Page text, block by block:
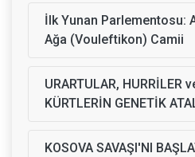
İlk Yunan Parlementosu:
Ağa (Vouleftikon) Camii
URARTULAR, HURRİLER
KÜRTLERİN GENETİK
KOSOVA SAVAŞI'NI